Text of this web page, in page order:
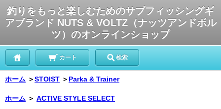
釣りをもっと楽しむためのサブフィッシングギ
アブランド NUTS & VOLTZ（ナッツアンドボル
ツ）のオンラインショップ
カート 検索
ホーム ＞STOIST ＞ Parka & Trainer
ホーム ＞ ACTIVE STYLE SELECT